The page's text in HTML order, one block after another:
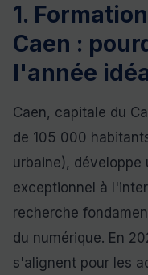
1.
Caen :
l'année
Caen, capitale du
de 105 000
urbaine), développe
exceptionnel à
recherche
du numérique. En
s'alignent pour les